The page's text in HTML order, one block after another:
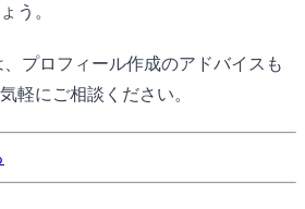
う。
プロフィール作成のアドバイスも
軽にご相談ください。